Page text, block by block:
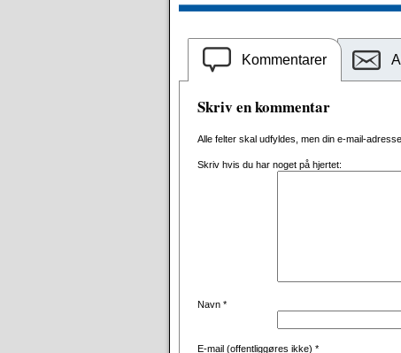
Kommentarer
Skriv en kommentar
Alle felter skal udfyldes, men din e-mail-
Skriv hvis du har noget på hjertet:
Navn *
E-mail (offentliggøres ikke) *